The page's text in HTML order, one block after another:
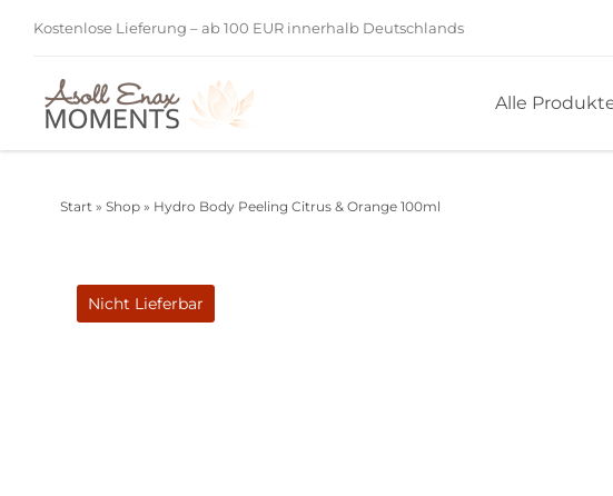
springen
Kostenlose Lieferung – ab 100 EUR innerhalb Deutschlands
Alle
Start» Shop» Hydro Body Peeling Citrus & Orange 100ml
Nicht Lieferbar